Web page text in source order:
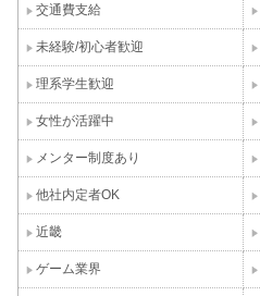
交通費支給
未経験/初心者歓迎
理系学生歓迎
女性が活躍中
メンター制度あり
他社内定者OK
近畿
ゲーム業界